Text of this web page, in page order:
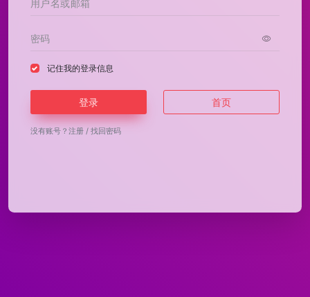
记住我的登录信息
登录 首页
没有账号？ 注册 / 找回密码